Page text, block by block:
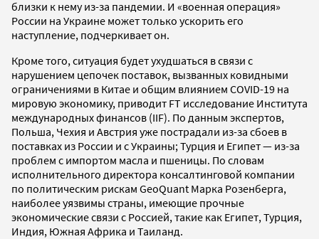
близки к нему из-за пандемии. И «военная операция»
России на Украине может только ускорить его
наступление, подчеркивает он.
Кроме того, ситуация будет ухудшаться в связи с
нарушением цепочек поставок, вызванных ковидными
ограничениями в Китае и общим влиянием COVID-19 на
мировую экономику, приводит FT исследование Института
международных финансов (IIF). По данным экспертов,
Польша, Чехия и Австрия уже пострадали из-за сбоев в
поставках из России и с Украины; Турция и Египет — из-за
проблем с импортом масла и пшеницы. По словам
исполнительного директора консалтинговой компании
по политическим рискам GeoQuant Марка Розенберга,
наиболее уязвимы страны, имеющие прочные
экономические связи с Россией, такие как Египет, Турция,
Индия, Южная Африка и Таиланд.